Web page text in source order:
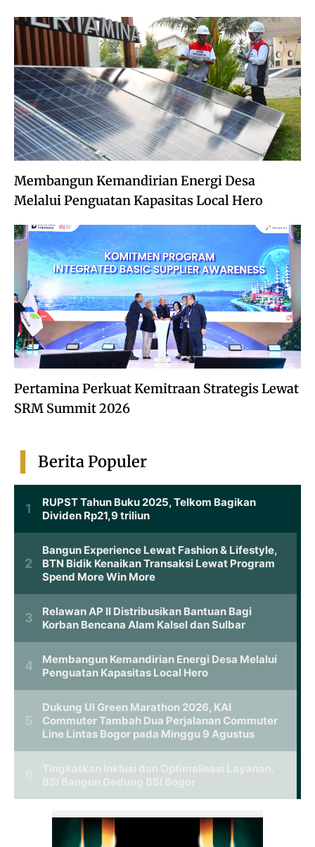
Membangun Kemandirian Energi Desa
Melalui Penguatan Kapasitas Local Hero
Pertamina Perkuat Kemitraan Strategis Lewat
SRM Summit 2026
Berita Populer